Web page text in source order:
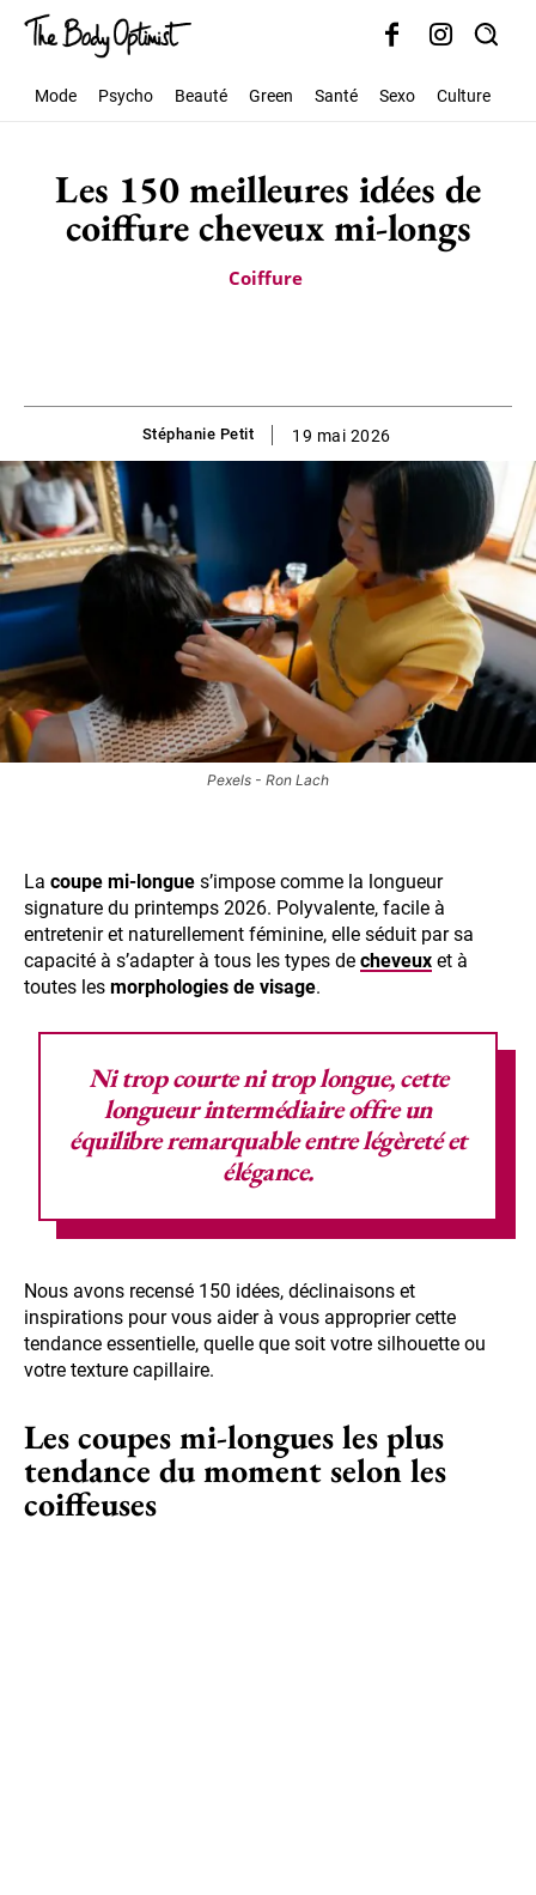
Mode Psycho Beauté Green Santé Sexo Culture
Les 150 meilleures idées de
coiffure cheveux mi-longs
Coiffure
Stéphanie Petit 19 mai 2026
Pexels - Ron Lach
La coupe mi-longue s’impose comme la longueur
signature du printemps 2026. Polyvalente, facile à
entretenir et naturellement féminine, elle séduit par sa
capacité à s’adapter à tous les types de cheveux et à
toutes les morphologies de visage.
Ni trop courte ni trop longue, cette
longueur intermédiaire offre un
équilibre remarquable entrelégèreté et
élégance.
Nous avons recensé 150 idées, déclinaisons et
inspirations pour vous aider à vous approprier cette
tendance essentielle, quelle que soit votre silhouette ou
votre texture capillaire.
Les coupes mi-longues les plus
tendance du moment selon les
coiffeuses